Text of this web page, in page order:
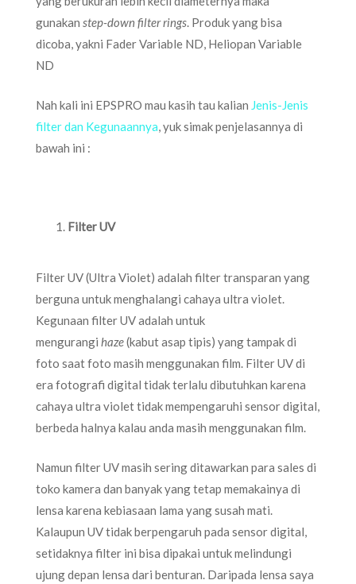
gunakan step-down filter rings. Produk yang bisa
dicoba, yakni Fader Variable ND, Heliopan Variable
ND
Nah kali ini EPSPRO mau kasih tau kalian Jenis-Jenis
filter dan Kegunaannya , yuk simak penjelasannya di
bawah ini :
Filter UV
Filter UV (Ultra Violet) adalah filter transparan yang
berguna untuk menghalangi cahaya ultra violet.
Kegunaan filter UV adalah untuk
mengurangi haze(kabut asap tipis) yang tampak di
foto saat foto masih menggunakan film. Filter UV di
era fotografi digital tidak terlalu dibutuhkan karena
cahaya ultra violet tidak mempengaruhi sensor digital,
berbeda halnya kalau anda masih menggunakan film.
Namun filter UV masih sering ditawarkan para sales di
toko kamera dan banyak yang tetap memakainya di
lensa karena kebiasaan lama yang susah mati.
Kalaupun UV tidak berpengaruh pada sensor digital,
setidaknya filter ini bisa dipakai untuk melindungi
ujung depan lensa dari benturan. Daripada lensa saya